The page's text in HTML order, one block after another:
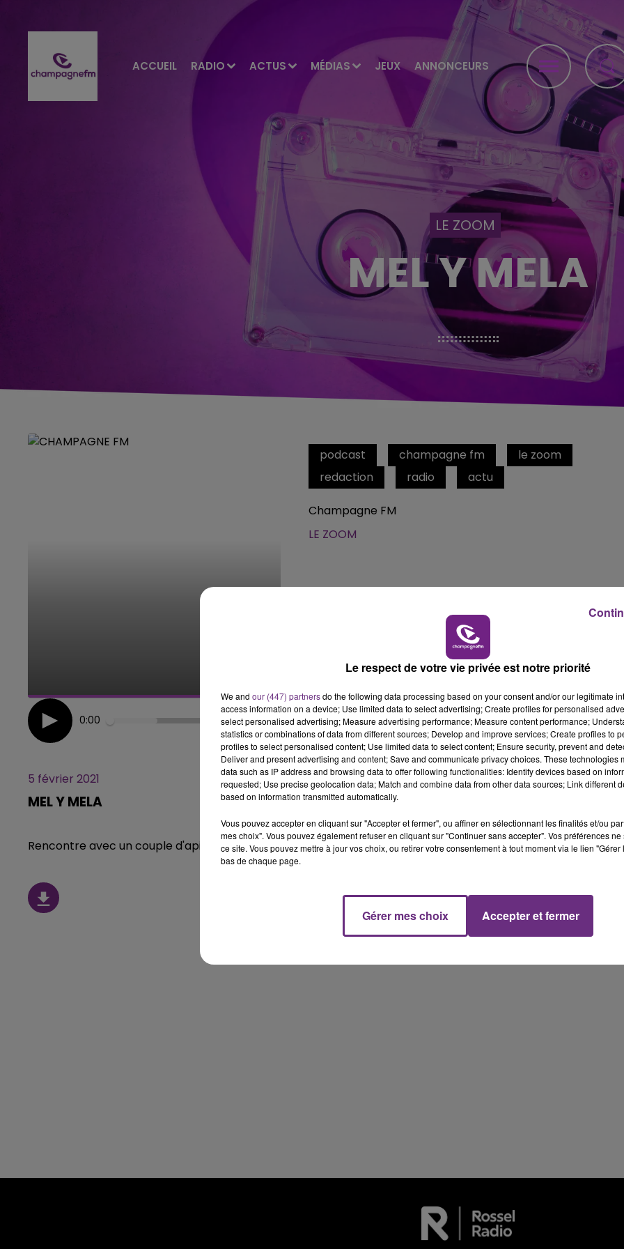
ACCUEIL RADIO ACTUS MÉDIAS JEUX ANNONCEURS
BEST OF
LE ZOOM
MEL Y MELA
podcast champagne fm
le zoom
redaction
radio actu
Champagne FM
LE ZOOM
0:00
5 février 2021
MEL Y MELA
Rencontre avec un couple d'apiculteurs du département de l'Aube: Mélissa et Anthony
Le respect de votre vie privée est notre priorité
We and our (447) partnersdo the following data processing based on your consent and/or our legitimate
access information on a device; Use limited data to select advertising; Create profiles for personalised
select personalised advertising; Measure advertising performance; Measure content performance;
statistics or combinations of data from different sources; Develop and improve services; Create profiles to
profiles to select personalised content; Use limited data to select content; Ensure security, prevent and
Deliver and present advertising and content; Save and communicate privacy choices. These technologies
data such as IP address and browsing data to offer following functionalities: Identify devices based on
requested; Use precise geolocation data; Match and combine data from other data sources; Link different
based on information transmitted automatically.
Vous pouvez accepter en cliquant sur "Accepter et fermer", ou affiner en sélectionnant les finalités et/ou
mes choix". Vous pouvez également refuser en cliquant sur "Continuer sans accepter". Vos préférences
ce site. Vous pouvez mettre à jour vos choix, ou retirer votre consentement à tout moment via le lien
bas de chaque page.
Gérer mes choix Accepter et fermer